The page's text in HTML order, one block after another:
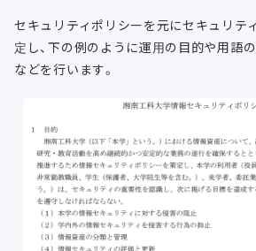
セキュリティポリシーを元にセキュリテ
定し、下の例のように運用の目的や用語
などを行います。